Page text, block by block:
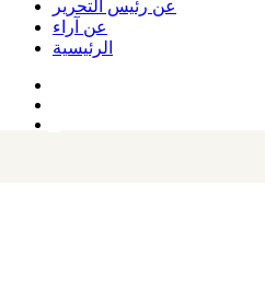
عن رئيس التحرير
عن آراء
الرئيسية